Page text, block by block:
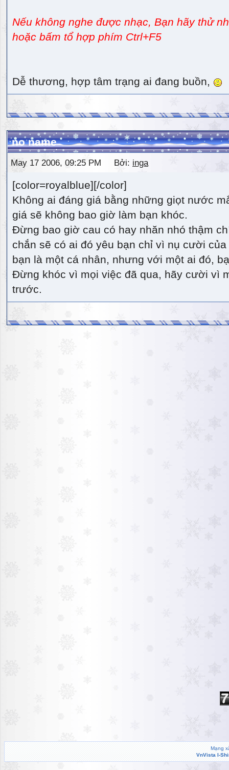
Nếu không nghe được nhạc, Bạn hãy thử
hoặc bấm tổ hợp phím Ctrl+F5
Dễ thương, hợp tâm trạng ai đang buồn,
no name
May 17 2006, 09:25 PM Bởi: inga
[color=royalblue][/color]
Không ai đáng giá bằng những giọt nước
giá sẽ không bao giờ làm bạn khóc.
Đừng bao giờ cau có hay nhăn nhó thậm
chắn sẽ có ai đó yêu bạn chỉ vì nụ cười
bạn là một cá nhân, nhưng với một ai đó,
Đừng khóc vì mọi việc đã qua, hãy cười vì
trước.
Mạng
VnVista I-